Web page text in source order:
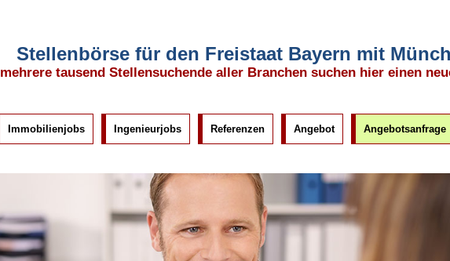
Stellenbörse für den Freistaat Bayern mit
mehrere tausend Stellensuchende aller Branchen suchen hier einen
Immobilienjobs Ingenieurjobs Referenzen Angebot Angebotsanfrage